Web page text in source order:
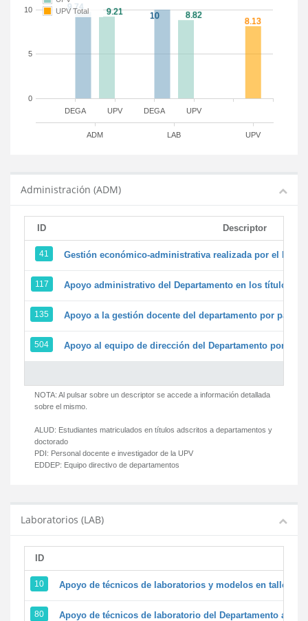
DEGA DEGA
UPV UPV
ADM LAB UPV
0
5
10
UPV Total
Administración (ADM)
ID Descriptor
41 Gestión económico-administrativa realizada por el
117 Apoyo administrativo del Departamento en los títulos de
135 Apoyo a la gestión docente del departamento por parte
504 Apoyo al equipo de dirección del Departamento por
NOTA: Al pulsar sobre un descriptor se accede a información detallada
sobre el mismo.
ALUD: Estudiantes matriculados en títulos adscritos a departamentos y
doctorado
PDI: Personal docente e investigador de la UPV
EDDEP: Equipo directivo de departamentos
Laboratorios (LAB)
ID
10 Apoyo de técnicos de laboratorios y modelos en
80 Apoyo de técnicos de laboratorio del Departamento a la